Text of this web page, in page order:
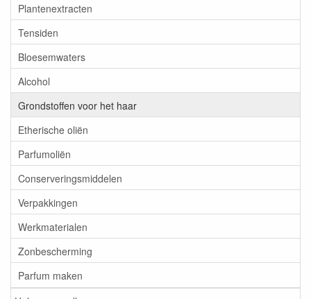
Plantenextracten
Tensiden
Bloesemwaters
Alcohol
Grondstoffen voor het haar
Etherische oliën
Parfumoliën
Conserveringsmiddelen
Verpakkingen
Werkmaterialen
Zonbescherming
Parfum maken